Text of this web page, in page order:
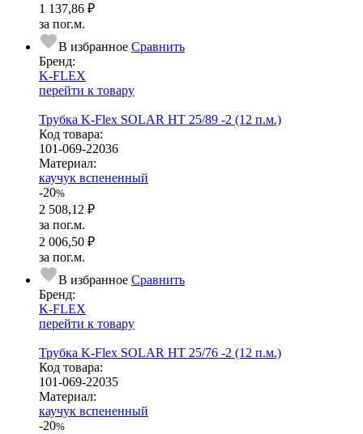
1 137,86 ₽
за пог.м.
В избранное Сравнить
Бренд:
K-FLEX
перейти к товару
Трубка K-Flex SOLAR HT 25/89 -2 (12 п.м.)
Код товара:
101-069-22036
Ма­­те­­ри­­ал:
каучук вспененный
-20%
2 508,12 ₽
за пог.м.
2 006,50 ₽
за пог.м.
В избранное Сравнить
Бренд:
K-FLEX
перейти к товару
Трубка K-Flex SOLAR HT 25/76 -2 (12 п.м.)
Код товара:
101-069-22035
Ма­­те­­ри­­ал:
каучук вспененный
-20%